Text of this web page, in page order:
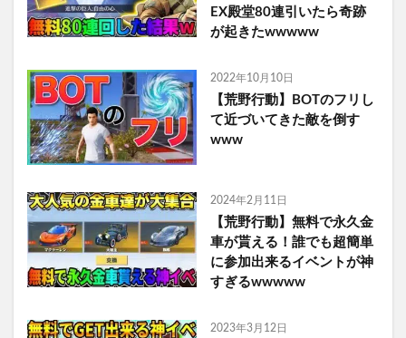
EX殿堂80連引いたら奇跡
が起きたwwwww
2022年10月10日
【荒野行動】BOTのフリし
て近づいてきた敵を倒す
www
2024年2月11日
【荒野行動】無料で永久金
車が貰える！誰でも超簡単
に参加出来るイベントが神
すぎるwwwww
2023年3月12日